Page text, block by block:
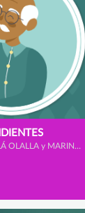
Secundaria, DALIA ALCALÁ OLALLA y MARINA ALONSO FERNÁNDEZ